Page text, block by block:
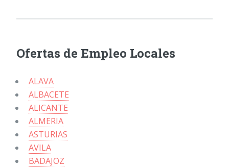
Ofertas de Empleo Locales
ALAVA
ALBACETE
ALICANTE
ALMERIA
ASTURIAS
AVILA
BADAJOZ